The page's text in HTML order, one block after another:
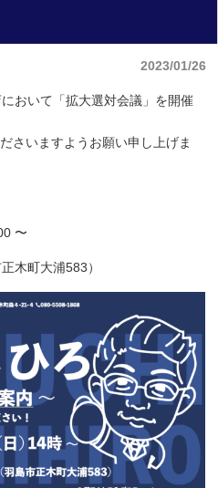
2023/01/26
おいて「拡大選対会議」を開催
さいますようお願い申し上げま
〜
木町大浦583）